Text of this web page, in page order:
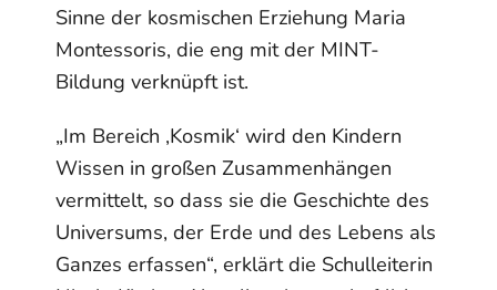
Sinne der kosmischen Erziehung Maria
Montessoris, die eng mit der MINT-
Bildung verknüpft ist.
„Im Bereich ‚Kosmik‘ wird den Kindern
Wissen in großen Zusammenhängen
vermittelt, so dass sie die Geschichte des
Universums, der Erde und des Lebens als
Ganzes erfassen“, erklärt die Schulleiterin